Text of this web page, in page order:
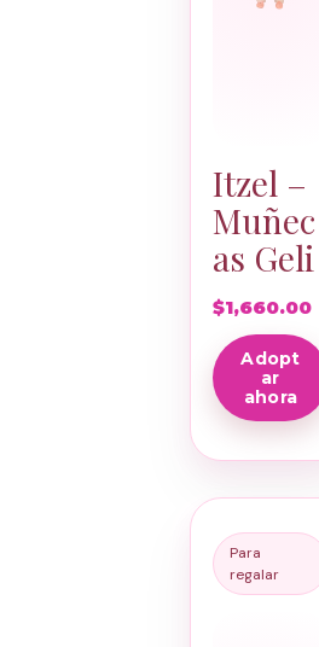
Itzel –
Muñec
as Geli
$1,660.00
Adopt
ar
ahora
Para
regalar